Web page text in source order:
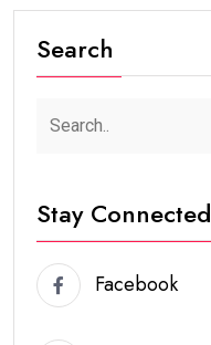
Search
Stay Connected
Facebook